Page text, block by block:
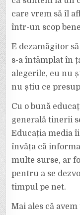
care vrem să îl
într-un scop
E dezamăgitor
s-a întâmplat în
alegerile, eu nu
nu știu ce
Cu o bună
generală tinerii
Educația media
învăța că
multe surse, ar
pentru a se
timpul pe net.
Mai ales că